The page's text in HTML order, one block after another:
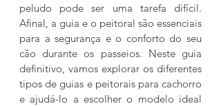
peludo pode ser uma tarefa difícil.
Afinal, a guia e o peitoral são essenciais
para a segurança e o conforto do seu
cão durante os passeios. Neste guia
definitivo, vamos explorar os diferentes
tipos de guias e peitorais para cachorro
e ajudá-lo a escolher o modelo ideal